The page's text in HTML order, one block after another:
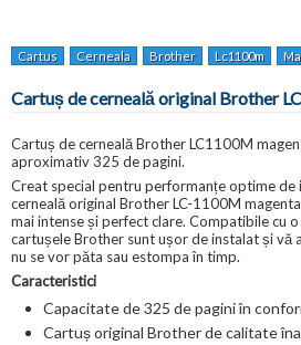
Cartus Cerneala Brother Lc1100m
Cartuș de cerneală original Brother
Cartuș de cerneală Brother LC1100M
aproximativ 325 de pagini.
Creat special pentru performanțe optime de
cerneală original Brother LC-1100M
mai intense și perfect clare. Compatibile cu
cartușele Brother sunt ușor de instalat și vă
nu se vor păta sau estompa în timp.
Caracteristici
Capacitate de 325 de pagini în
Cartuș original Brother de calitate